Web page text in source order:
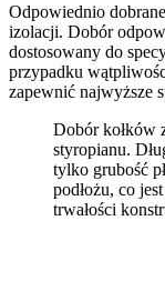
Odpowiednio
izolacji. Dobór
dostosowany do
przypadku
zapewnić najwyższe
Dobór kołków
styropianu.
tylko grubość
podłożu, co
trwałości